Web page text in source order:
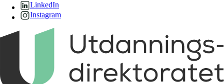
LinkedIn
Instagram